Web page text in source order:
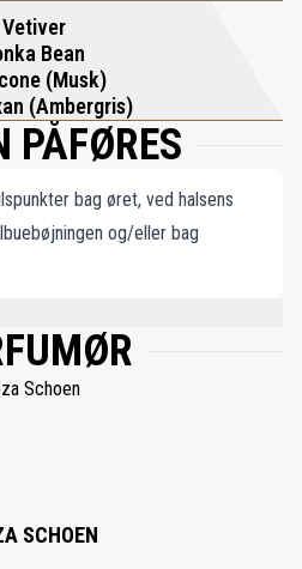
Vetiver
Bean
(Musk)
(Ambergris)
PÅFØRES
bag øret, ved halsens
og/eller bag
PARFUM (FRAGRANCE), LIMONENE,
IONONE, EUGENOL, GERANIOL.
SCHOEN